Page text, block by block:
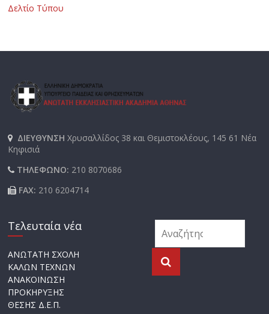
Δελτίο Τύπου
ΔΙΕΥΘΥΝΣΗΧρυσαλλίδος 38 και Θεμιστοκλέους, 145 61 Νέα
Κηφισιά
ΤΗΛΕΦΩΝΟ: 210 8070686
FAX: 210 6204714
Τελευταία νέα
ΑΝΩΤΑΤΗ ΣΧΟΛΗ
ΚΑΛΩΝ ΤΕΧΝΩΝ
ΑΝΑΚΟΙΝΩΣΗ
ΠΡΟΚΗΡΥΞΗΣ
ΘΕΣΗΣ Δ.Ε.Π.